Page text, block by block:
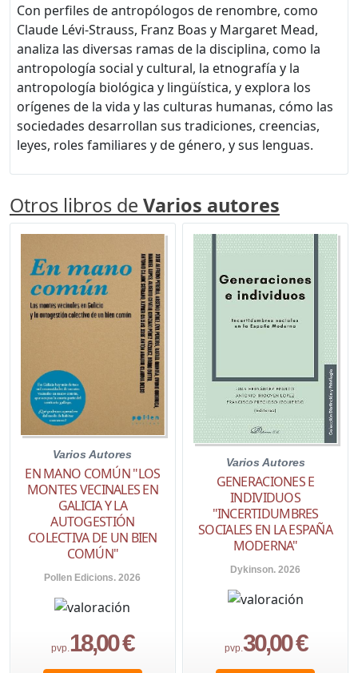
Con perfiles de antropólogos de renombre, como
Claude Lévi-Strauss, Franz Boas y Margaret Mead,
analiza las diversas ramas de la disciplina, como la
antropología social y cultural, la etnografía y la
antropología biológica y lingüística, y explora los
orígenes de la vida y las culturas humanas, cómo las
sociedades desarrollan sus tradiciones, creencias,
leyes, roles familiares y de género, y sus lenguas.
Otros libros de Varios autores
Varios Autores
EN MANO COMÚN "LOS
MONTES VECINALES EN
GALICIA Y LA
AUTOGESTIÓN
COLECTIVA DE UN BIEN
COMÚN"
Pollen Edicions. 2026
pvp.18,00 €
Varios Autores
GENERACIONES E
INDIVIDUOS
"INCERTIDUMBRES
SOCIALES EN LA ESPAÑA
MODERNA"
Dykinson. 2026
pvp.30,00 €